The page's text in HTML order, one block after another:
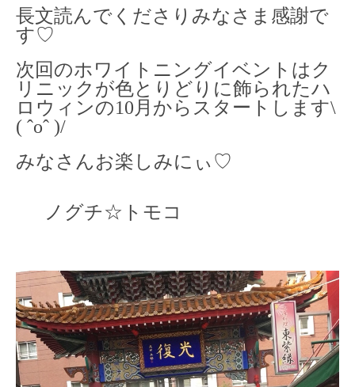
長文読んでくださりみなさま感謝で
す♡
次回のホワイトニングイベントはク
リニックが色とりどりに飾られたハ
ロウィンの10月からスタートします\
( ˆoˆ )/
みなさんお楽しみにぃ♡
ノグチ☆トモコ